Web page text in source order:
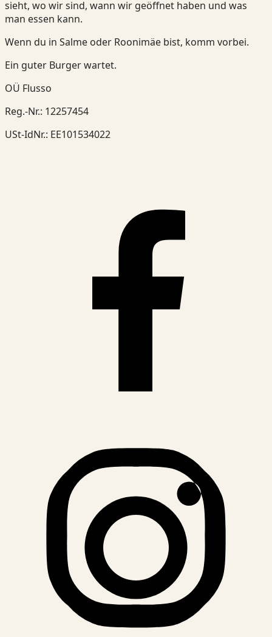
sieht, wo wir sind, wann wir geöffnet haben und was
man essen kann.
Wenn du in Salme oder Roonimäe bist, komm vorbei.
Ein guter Burger wartet.
OÜ Flusso
Reg.-Nr.: 12257454
USt-IdNr.: EE101534022